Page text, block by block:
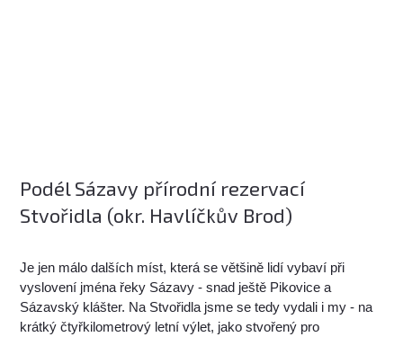
Podél Sázavy přírodní rezervací
Stvořidla (okr. Havlíčkův Brod)
Je jen málo dalších míst, která se většině lidí vybaví při
vyslovení jména řeky Sázavy - snad ještě Pikovice a
Sázavský klášter. Na Stvořidla jsme se tedy vydali i my - na
krátký čtyřkilometrový letní výlet, jako stvořený pro